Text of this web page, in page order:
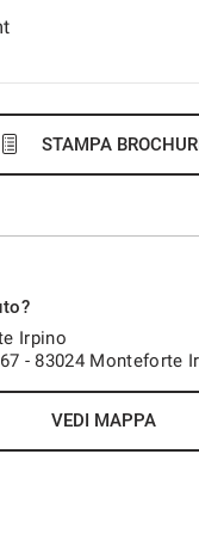
VEDI
STAMPA
Irpino
- 83024 Monteforte
VEDI MAPPA